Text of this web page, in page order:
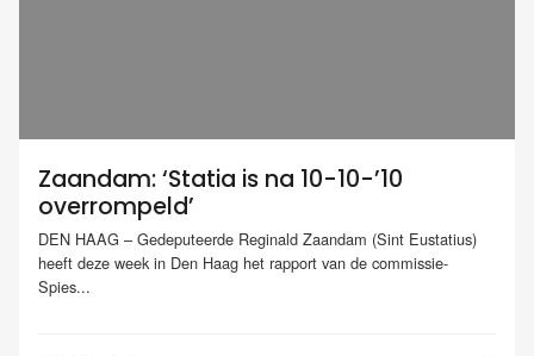
Zaandam: ‘Statia is na 10-10-’10
overrompeld’
DEN HAAG – Gedeputeerde Reginald Zaandam (Sint Eustatius)
heeft deze week in Den Haag het rapport van de commissie-
Spies...